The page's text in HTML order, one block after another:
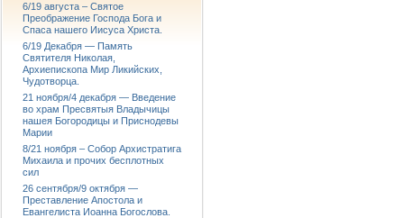
6/19 августа – Святое
Преображение Господа Бога и
Спаса нашего Иисуса Христа.
6/19 Декабря — Память
Святителя Николая,
Архиепископа Мир Ликийских,
Чудотворца.
21 ноября/4 декабря — Введение
во храм Пресвятыя Владычицы
нашея Богородицы и Приснодевы
Марии
8/21 ноября – Собор Архистратига
Михаила и прочих бесплотных
сил
26 сентября/9 октября —
Преставление Апостола и
Евангелиста Иоанна Богослова.